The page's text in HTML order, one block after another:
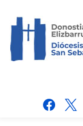
facebook
x